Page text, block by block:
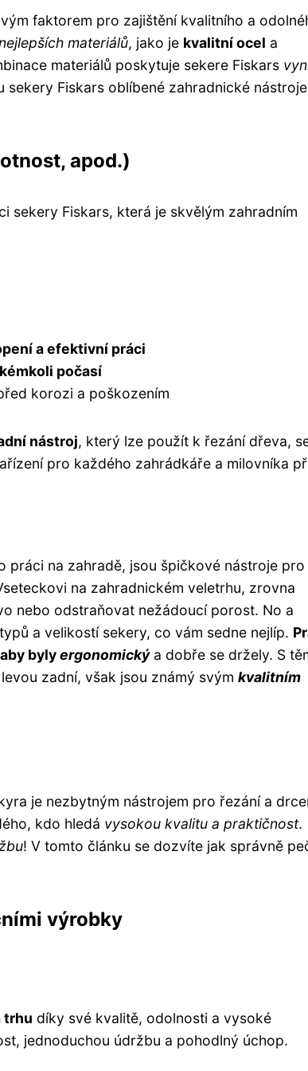
faktorem pro zajištění kvalitního a
materiálů, jako je kvalitní ocel a
materiálů poskytuje sekere Fiskars
sekery Fiskars oblíbené zahradnické
apod.)
sekery Fiskars, která je skvělým zahradním
a efektivní práci
počasí
korozi a poškozením
nástroj, který lze použít k řezání dřeva,
pro každého zahrádkáře a milovníka
práci na zahradě, jsou špičkové nástroje
na zahradnickém veletrhu, zrovna
nebo odstraňovat nežádoucí porost. No a
a velikostí sekery, co vám sedne nejlíp.
bylyergonomickýa dobře se držely. S
zadní, však jsou známý svým kvalitním
je nezbytným nástrojem pro řezání a
kdo hledá vysokou kvalitu a praktičnost.
! V tomto článku se dozvíte jak správně
výrobky
trhu díky své kvalitě, odolnosti a vysoké
jednoduchou údržbu a pohodlný úchop.